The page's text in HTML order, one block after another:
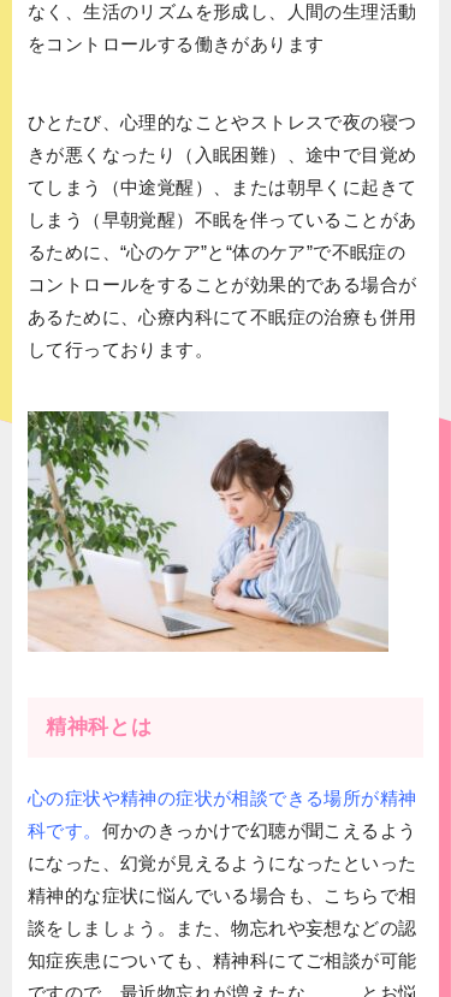
なく、生活のリズムを形成し、人間の生理活動
をコントロールする働きがあります
ひとたび、心理的なことやストレスで夜の寝つ
きが悪くなったり（入眠困難）、途中で目覚め
てしまう（中途覚醒）、または朝早くに起きて
しまう（早朝覚醒）不眠を伴っていることがあ
るために、“心のケア”と“体のケア”で不眠症の
コントロールをすることが効果的である場合が
あるために、心療内科にて不眠症の治療も併用
して行っております。
精神科とは
心の症状や精神の症状が相談できる場所が精神
科です。 何かのきっかけで幻聴が聞こえるよう
になった、幻覚が見えるようになったといった
精神的な症状に悩んでいる場合も、こちらで相
談をしましょう。また、物忘れや妄想などの認
知症疾患についても、精神科にてご相談が可能